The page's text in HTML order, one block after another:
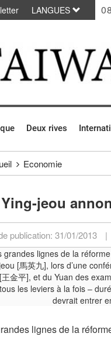
principal
LANGUES
Deux rives
Economie
jeou
publication: 31/01/2013 |
lignes de la